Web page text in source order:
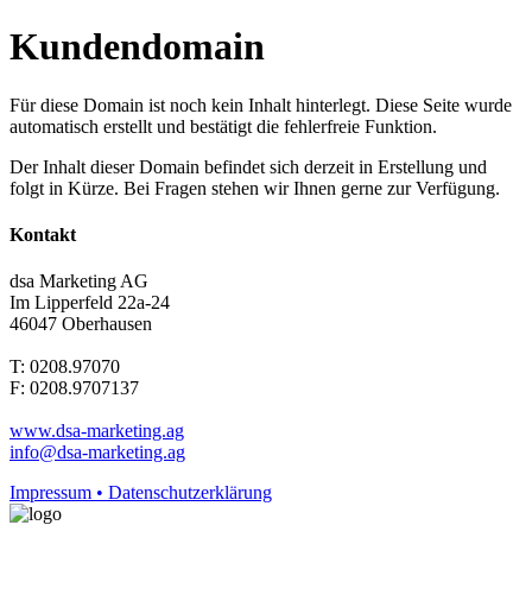
Kundendomain
Für diese Domain ist noch kein Inhalt hinterlegt. Diese Seite wurde
automatisch erstellt und bestätigt die fehlerfreie Funktion.
Der Inhalt dieser Domain befindet sich derzeit in Erstellung und
folgt in Kürze. Bei Fragen stehen wir Ihnen gerne zur Verfügung.
Kontakt
dsa Marketing AG
Im Lipperfeld 22a-24
46047 Oberhausen
T: 0208.97070
F: 0208.9707137
www.dsa-marketing.ag
info@dsa-marketing.ag
Impressum • Datenschutzerklärung